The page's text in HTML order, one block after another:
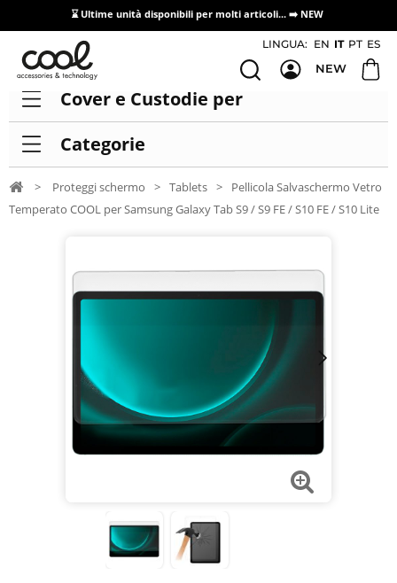
⌛ Ultime unità disponibili per molti articoli... ➡️ NEW
Accesso/registrazione distributori
LINGUA: EN IT PT ES
NEW
Cover e Custodie per
Categorie
> Proteggi schermo > Tablets >
Pellicola Salvaschermo Vetro
Temperato COOL per Samsung Galaxy Tab S9 / S9 FE / S10 FE / S10 Lite